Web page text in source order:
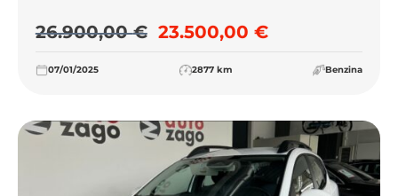
26.900,00€ Il prezzo originale era:
23.500,00 €Il prezzo
07/01/2025 2877 km Benzina